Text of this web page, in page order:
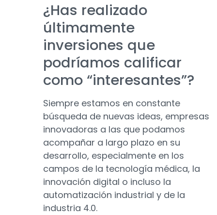
¿Has realizado
últimamente
inversiones que
podríamos calificar
como “interesantes”?
Siempre estamos en constante
búsqueda de nuevas ideas, empresas
innovadoras a las que podamos
acompañar a largo plazo en su
desarrollo, especialmente en los
campos de la tecnología médica, la
innovación digital o incluso la
automatización industrial y de la
industria 4.0.